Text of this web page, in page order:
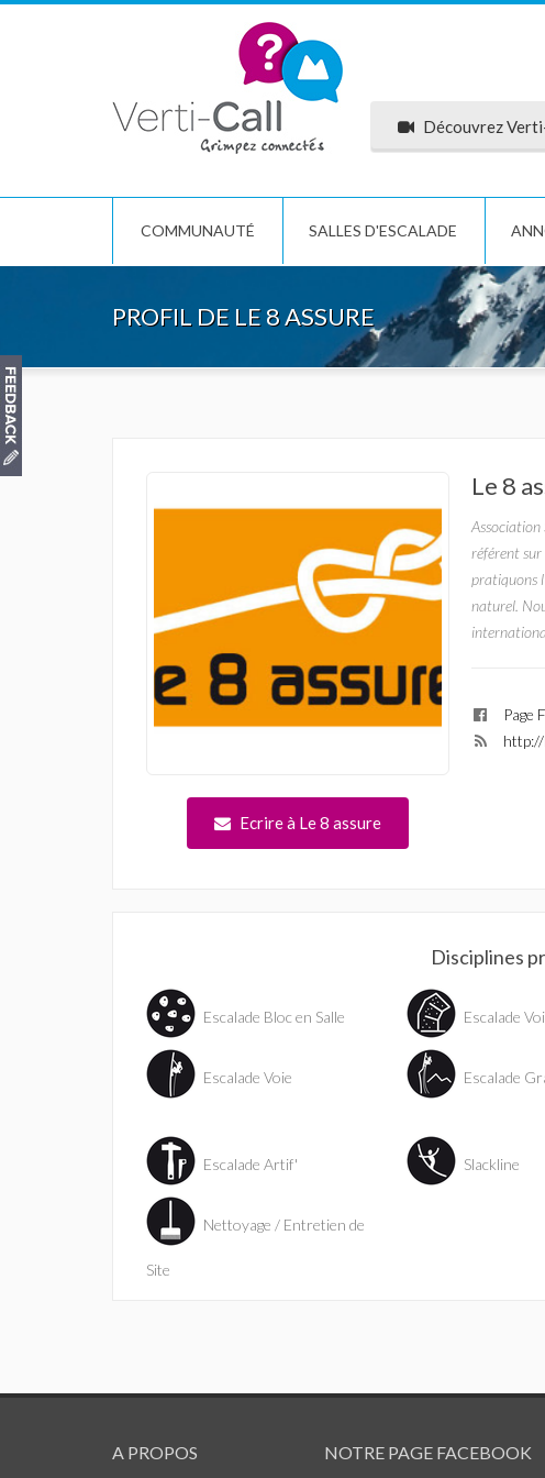
Découvrez
COMMUNAUTÉ SALLES D'ESCALADE
PROFIL DE LE 8 ASSURE
Ecrire à Le 8 assure
Le 8
Association
référent
pratiquons
naturel.
Page
Disciplines
Escalade Bloc en Salle Escalade
Escalade Voie Escalade
Escalade Artif' Slackline
Nettoyage / Entretien de
Site
A PROPOS NOTRE PAGE FACEBOOK